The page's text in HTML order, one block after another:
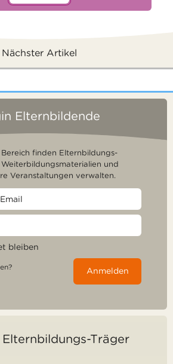
Nächster Artikel
Elternbildende
Bereich finden Elternbildungs-
und
Veranstaltungen verwalten.
bleiben
Anmelden
Elternbildungs-Träger